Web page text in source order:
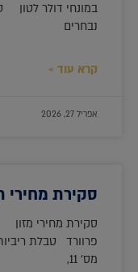
במונחי דולר
נבחרים
קרא עוד »
אפריל 27, 2026
סקירת מחירי
סקירת מחירי
מס' 11,